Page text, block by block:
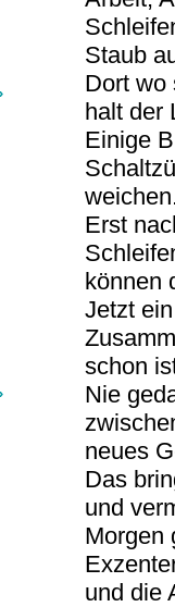
Staub
Dort wo
halt der
Einige
Erst
können
Jetzt
schon
Nie
neues
Das
und
Morgen
und die